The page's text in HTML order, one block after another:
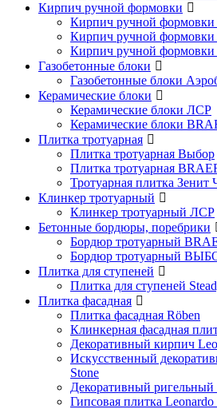
Кирпич ручной формовки
Кирпич ручной формовки
Кирпич ручной
Кирпич ручной
Газобетонные блоки
Газобетонные блоки
Керамические блоки
Керамические блоки ЛСР
Керамические блоки
Плитка тротуарная
Плитка тротуарная Выбор
Плитка тротуарная
Тротуарная плитка Зенит
Клинкер тротуарный
Клинкер тротуарный ЛСР
Бетонные бордюры, поребрики
Бордюр тротуарный
Бордюр тротуарный
Плитка для ступеней
Плитка для ступеней
Плитка фасадная
Плитка фасадная Röben
Клинкерная фасадная
Декоративный кирпич
Искусственный
Stone
Декоративный ригельный
Гипсовая плитка Leonardo